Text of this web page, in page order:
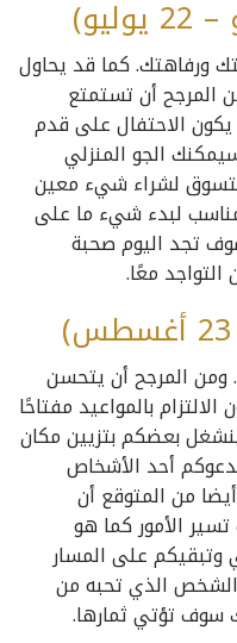
ورفاهتك. كما قد يحاول
المرجح أن تستمتع
يكون الاحتفال على قدم
الجو المنزلي
لشراء شيء معين
لبدء شيء ما على
تجد اليوم صحبة
معًا.
المرجح أن يتحسن
بالمواعيد مفتاحًا
بعضكم بتزيين مكان
أحد الأشخاص
من المتوقع أن
الأمور كما هو
على المسار
الذي تحبه من
سوف تؤتي ثمارها.